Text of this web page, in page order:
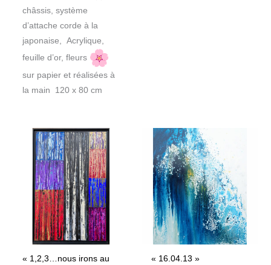
châssis, système
d’attache corde à la
japonaise, Acrylique,
feuille d’or, fleurs
sur papier et réalisées à
la main 120 x 80 cm
« 1,2,3…nous irons au
« 16.04.13 »